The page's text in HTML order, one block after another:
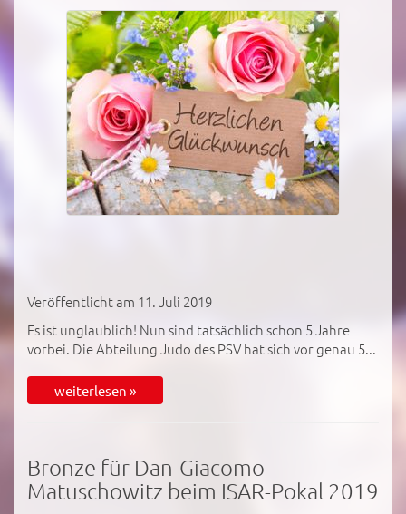
Veröffentlicht am 11. Juli 2019
Es ist unglaublich! Nun sind tatsächlich schon 5 Jahre
vorbei. Die Abteilung Judo des PSV hat sich vor genau 5...
weiterlesen »
Bronze für Dan-Giacomo
Matuschowitz beim ISAR-Pokal 2019